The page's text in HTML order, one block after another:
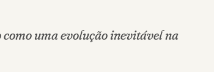
uma evolução inevitável na